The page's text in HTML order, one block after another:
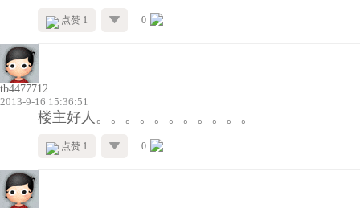
点赞 1 0
tb4477712
2013-9-16 15:36:51
楼主好人。。。。。。。。。。。
点赞 1 0